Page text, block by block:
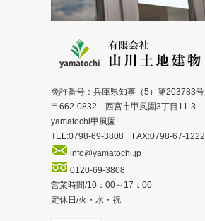
免許番号：兵庫県知事（5）第203783号
〒662-0832 西宮市甲風園3丁目11-3
yamatochi甲風園
TEL:0798-69-3808 FAX:0798-67-1222
info@yamatochi.jp
0120-69-3808
営業時間/10：00～17：00
定休日/火・水・祝